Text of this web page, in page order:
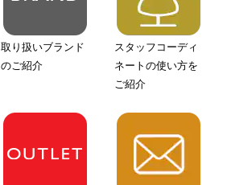
取り扱いブランド
のご紹介
スタッフコーディ
ネートの使い方を
ご紹介